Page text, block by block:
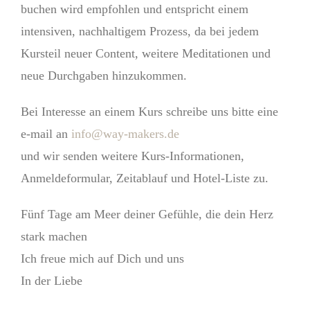
buchen wird empfohlen und entspricht einem
intensiven, nachhaltigem Prozess, da bei jedem
Kursteil neuer Content, weitere Meditationen und
neue Durchgaben hinzukommen.
Bei Interesse an einem Kurs schreibe uns bitte eine
e-mail an info@way-makers.de
und wir senden weitere Kurs-Informationen,
Anmeldeformular, Zeitablauf und Hotel-Liste zu.
Fünf Tage am Meer deiner Gefühle, die dein Herz
stark machen
Ich freue mich auf Dich und uns
In der Liebe